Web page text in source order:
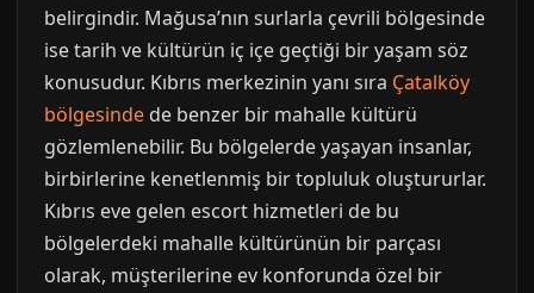
belirgindir. Mağusa’nın surlarla çevrili bölgesinde
ise tarih ve kültürün iç içe geçtiği bir yaşam söz
konusudur. Kıbrıs merkezinin yanı sıra Çatalköy
bölgesinde de benzer bir mahalle kültürü
gözlemlenebilir. Bu bölgelerde yaşayan insanlar,
birbirlerine kenetlenmiş bir topluluk oluştururlar.
Kıbrıs eve gelen escort hizmetleri de bu
bölgelerdeki mahalle kültürünün bir parçası
olarak, müşterilerine ev konforunda özel bir